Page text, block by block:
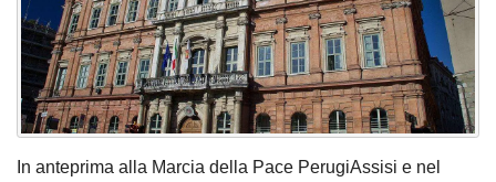
In anteprima alla Marcia della Pace PerugiAssisi e nel